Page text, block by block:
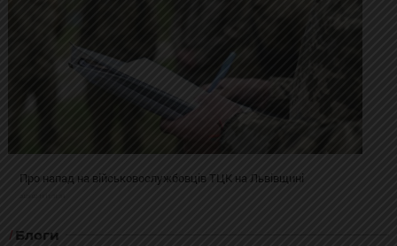
Про напад на військовослужбовців ТЦК на Львівщині
Блоги